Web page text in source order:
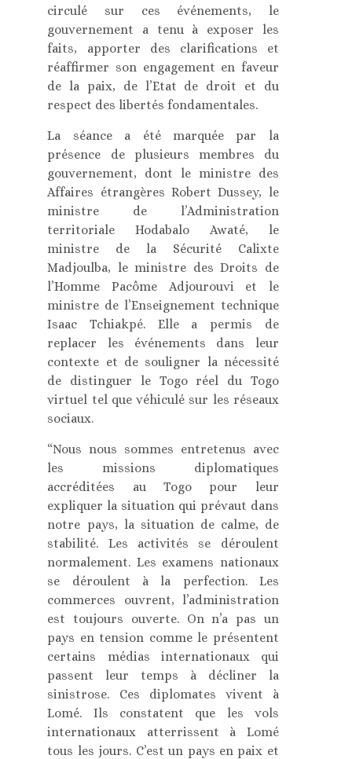
circulé sur ces événements, le
gouvernement a tenu à exposer les
faits, apporter des clarifications et
réaffirmer son engagement en faveur
de la paix, de l’Etat de droit et du
respect des libertés fondamentales.
La séance a été marquée par la
présence de plusieurs membres du
gouvernement, dont le ministre des
Affaires étrangères Robert Dussey, le
ministre de l’Administration
territoriale Hodabalo Awaté, le
ministre de la Sécurité Calixte
Madjoulba, le ministre des Droits de
l’Homme Pacôme Adjourouvi et le
ministre de l’Enseignement technique
Isaac Tchiakpé. Elle a permis de
replacer les événements dans leur
contexte et de souligner la nécessité
de distinguer le Togo réel du Togo
virtuel tel que véhiculé sur les réseaux
sociaux.
“Nous nous sommes entretenus avec
les missions diplomatiques
accréditées au Togo pour leur
expliquer la situation qui prévaut dans
notre pays, la situation de calme, de
stabilité. Les activités se déroulent
normalement. Les examens nationaux
se déroulent à la perfection. Les
commerces ouvrent, l’administration
est toujours ouverte. On n’a pas un
pays en tension comme le présentent
certains médias internationaux qui
passent leur temps à décliner la
sinistrose. Ces diplomates vivent à
Lomé. Ils constatent que les vols
internationaux atterrissent à Lomé
tous les jours. C’est un pays en paix et